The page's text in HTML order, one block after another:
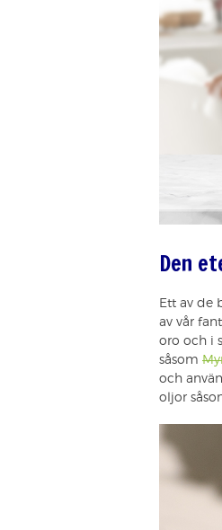
Den
Ett av de
av vår
oro och i
såsom
och
oljor